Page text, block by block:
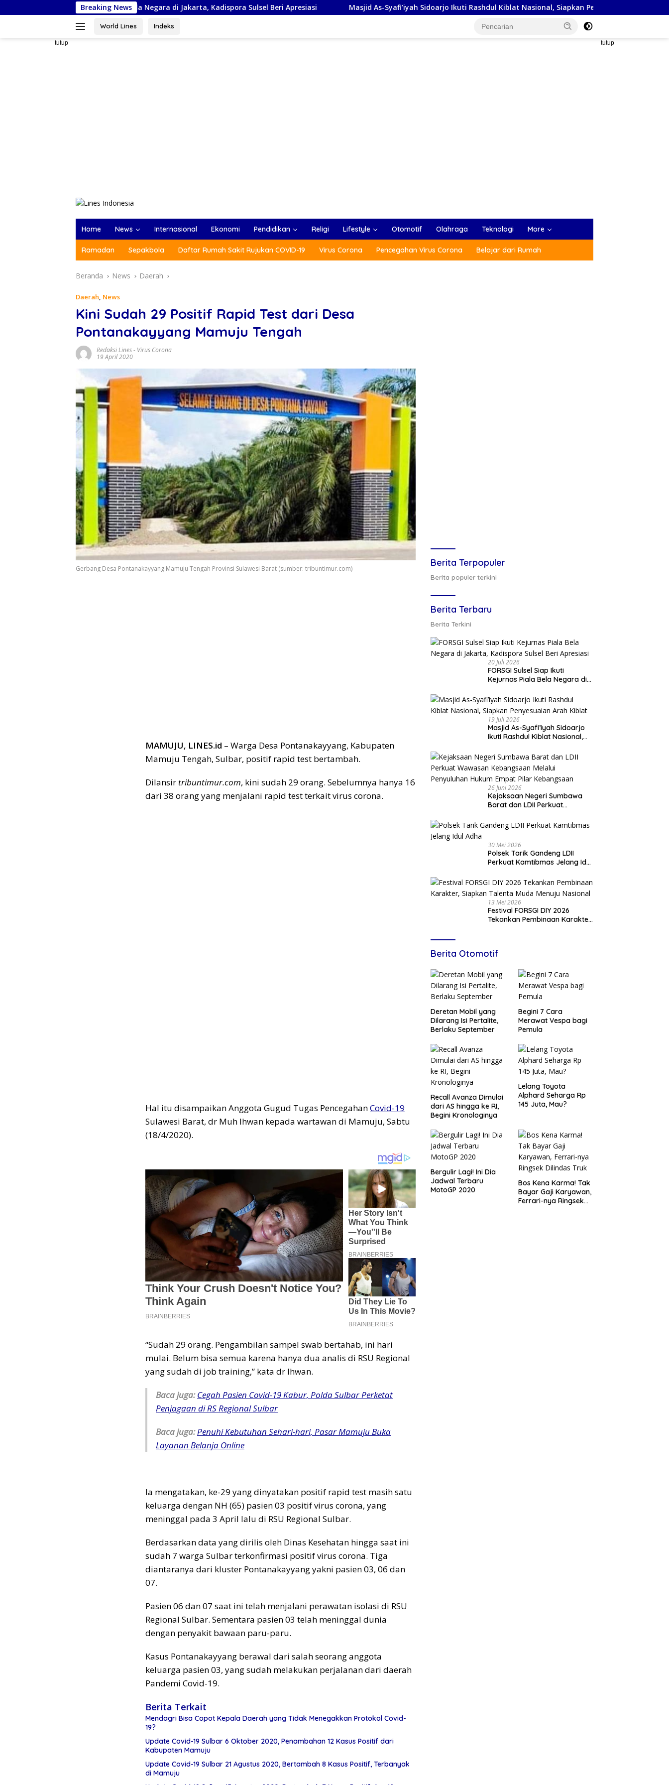
ke
Breaking News
Kejurnas Piala Bela Negara di Jakarta, Kadispora Sulsel Beri Apresiasi Masjid As-Syafi’iyah Sidoarjo Ikuti Rashdul Kiblat Nasional, Siapkan Penyesuaian Arah Kiblat
World Lines Indeks
tutup tutup
Home News Internasional Ekonomi Pendidikan Religi Lifestyle Otomotif Olahraga Teknologi More
Ramadan Sepakbola Daftar Rumah Sakit Rujukan COVID-19 Virus Corona Pencegahan Virus Corona Belajar dari Rumah
Beranda News Daerah
Daerah, News
Kini Sudah 29 Positif Rapid Test dari Desa
Pontanakayyang Mamuju Tengah
Redaksi Lines- Virus Corona
19 April 2020
Gerbang Desa Pontanakayyang Mamuju Tengah Provinsi Sulawesi Barat (sumber: tribuntimur.com)
MAMUJU, LINES.id – Warga Desa Pontanakayyang, Kabupaten
Mamuju Tengah, Sulbar, positif rapid test bertambah.
Dilansir tribuntimur.com, kini sudah 29 orang. Sebelumnya hanya 16
dari 38 orang yang menjalani rapid test terkait virus corona.
Hal itu disampaikan Anggota Gugud Tugas PencegahanCovid-19
Sulawesi Barat, dr Muh Ihwan kepada wartawan di Mamuju, Sabtu
(18/4/2020).
“Sudah 29 orang. Pengambilan sampel swab bertahab, ini hari
mulai. Belum bisa semua karena hanya dua analis di RSU Regional
yang sudah di job training,” kata dr Ihwan.
Baca juga: Cegah Pasien Covid-19 Kabur, Polda Sulbar Perketat
Penjagaan di RS Regional Sulbar
Baca juga:Penuhi Kebutuhan Sehari-hari, Pasar Mamuju Buka
Layanan Belanja Online
Ia mengatakan, ke-29 yang dinyatakan positif rapid test masih satu
keluarga dengan NH (65) pasien 03 positif virus corona, yang
meninggal pada 3 April lalu di RSU Regional Sulbar.
Berdasarkan data yang dirilis oleh Dinas Kesehatan hingga saat ini
sudah 7 warga Sulbar terkonfirmasi positif virus corona. Tiga
diantaranya dari kluster Pontanakayyang yakni pasien 03, 06 dan
07.
Pasien 06 dan 07 saat ini telah menjalani perawatan isolasi di RSU
Regional Sulbar. Sementara pasien 03 telah meninggal dunia
dengan penyakit bawaan paru-paru.
Kasus Pontanakayyang berawal dari salah seorang anggota
keluarga pasien 03, yang sudah melakukan perjalanan dari daerah
Pandemi Covid-19.
Berita Terkait
Mendagri Bisa Copot Kepala Daerah yang Tidak Menegakkan Protokol Covid-
19?
Update Covid-19 Sulbar 6 Oktober 2020, Penambahan 12 Kasus Positif dari
Kabupaten Mamuju
Update Covid-19 Sulbar 21 Agustus 2020, Bertambah 8 Kasus Positif, Terbanyak
di Mamuju
Berita Terpopuler
Berita populer terkini
Berita Terbaru
Berita Terkini
20 Juli 2026
FORSGI Sulsel Siap Ikuti
Kejurnas Piala Bela Negara di
Apresiasi
19 Juli 2026
Masjid As-Syafi’iyah Sidoarjo
Ikuti Rashdul Kiblat Nasional,
Kiblat
26 Juni 2026
Kejaksaan Negeri Sumbawa
Barat dan LDII Perkuat
Penyuluhan Hukum Empat Pilar
Kebangsaan
30 Mei 2026
Polsek Tarik Gandeng LDII
Perkuat Kamtibmas Jelang Idul
13 Mei 2026
Festival FORSGI DIY 2026
Tekankan Pembinaan Karakter,
Berita Otomotif
Deretan Mobil yang
Dilarang Isi Pertalite,
Berlaku September
Begini 7 Cara
Merawat Vespa bagi
Pemula
Recall Avanza Dimulai
dari AS hingga ke RI,
Begini Kronologinya
Lelang Toyota
Alphard Seharga Rp
145 Juta, Mau?
Bergulir Lagi! Ini Dia
Jadwal Terbaru
MotoGP 2020
Bos Kena Karma! Tak
Bayar Gaji Karyawan,
Ferrari-nya Ringsek